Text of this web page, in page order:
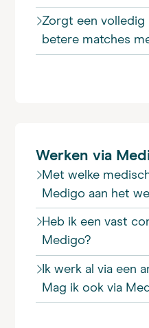
Zorgt een
betere matches
Werken via
Met welke
Medigo aan het
Heb ik een vast
Medigo?
Ik werk al via een
Mag ik ook via